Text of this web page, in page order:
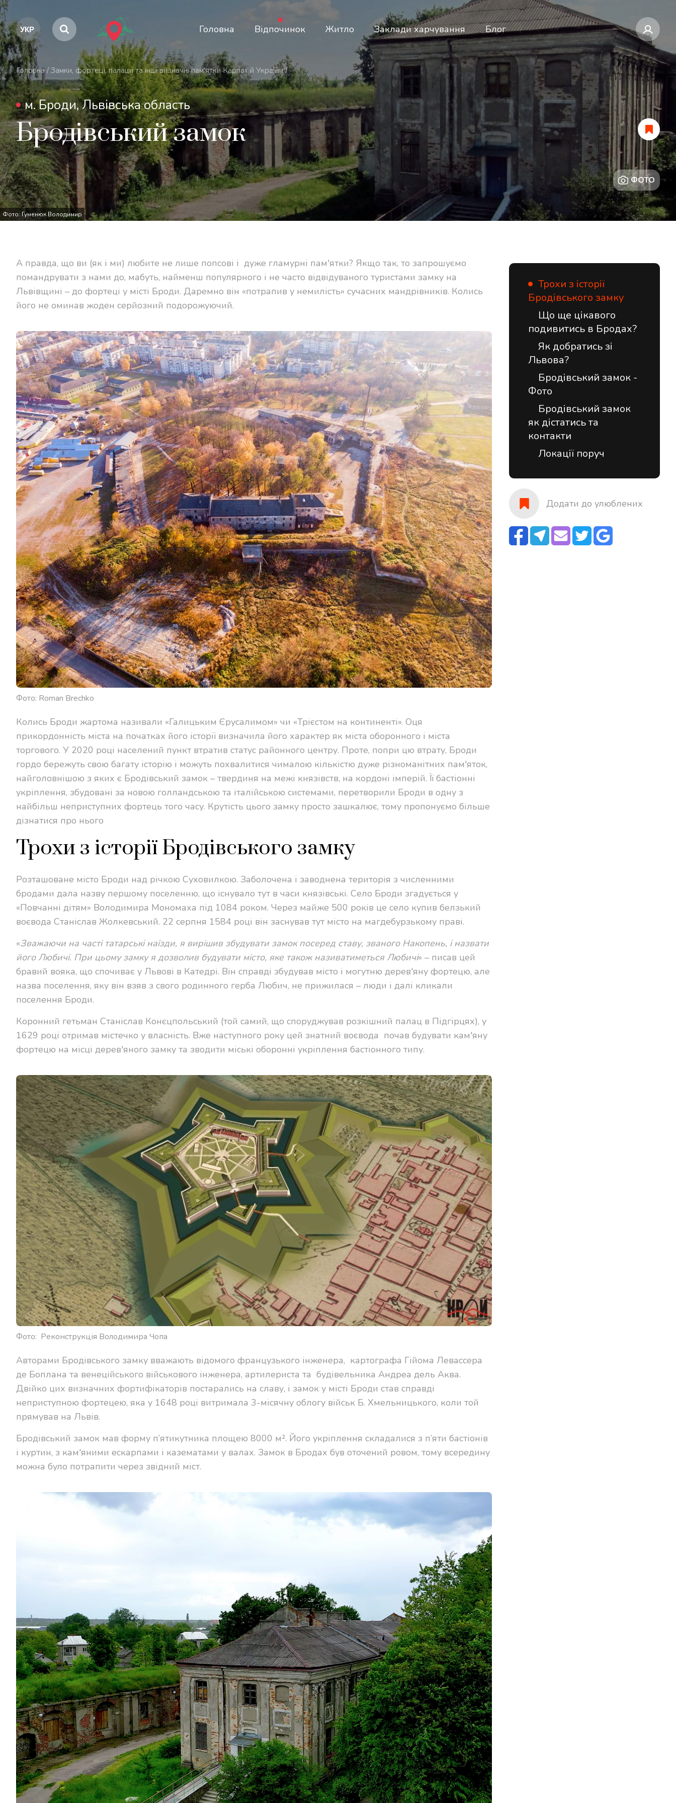
Головна Відпочинок Житло Заклади харчування Блог
Головна / Замки, фортеці, палаци та інші визначні пам’ятки Карпат й України /
м. Броди, Львівська область
Бродівський замок
ФОТО
Фото: Гуменюк Володимир
А правда, що ви (як і ми) любите не лише попсові і дуже гламурні пам'ятки? Якщо так, то запрошуємо
помандрувати з нами до, мабуть, найменш популярного і не часто відвідуваного туристами замку на
Львівщині – до фортеці у місті Броди. Даремно він «потрапив у немилість» сучасних мандрівників. Колись
його не оминав жоден серйозний подорожуючий.
Фото: Roman Brechko
Колись Броди жартома називали «Галицьким Єрусалимом» чи «Трієстом на континенті». Оця
прикордонність міста на початках його історії визначила його характер як міста оборонного і міста
торгового. У 2020 році населений пункт втратив статус районного центру. Проте, попри цю втрату, Броди
гордо бережуть свою багату історію і можуть похвалитися чималою кількістю дуже різноманітних пам'яток,
найголовнішою з яких є Бродівський замок – твердиня на межі князівств, на кордоні імперій. Її бастіонні
укріплення, збудовані за новою голландською та італійською системами, перетворили Броди в одну з
найбільш неприступних фортець того часу. Крутість цього замку просто зашкалює, тому пропонуємо більше
дізнатися про нього
Трохи з історії Бродівського замку
Розташоване місто Броди над річкою Суховилкою. Заболочена і заводнена територія з численними
бродами дала назву першому поселенню, що існувало тут в часи князівські. Село Броди згадується у
«Повчанні дітям» Володимира Мономаха під 1084 роком. Через майже 500 років це село купив белзький
воєвода Станіслав Жолкевський. 22 серпня 1584 році він заснував тут місто на магдебурзькому праві.
«Зважаючи на часті татарські наїзди, я вирішив збудувати замок посеред ставу, званого Накопень, і назвати
його Любичі. При цьому замку я дозволив будувати місто, яке також називатиметься Любичі» – писав цей
бравий вояка, що спочиває у Львові в Катедрі. Він справді збудував місто і могутню дерев'яну фортецю, але
назва поселення, яку він взяв з свого родинного герба Любич, не прижилася – люди і далі кликали
поселення Броди.
Коронний гетьман Станіслав Конєцпольський (той самий, що споруджував розкішний палац в Підгірцях), у
1629 році отримав містечко у власність. Вже наступного року цей знатний воєвода почав будувати кам'яну
фортецю на місці дерев'яного замку та зводити міські оборонні укріплення бастіонного типу.
Фото: Реконструкція Володимира Чопа
Авторами Бродівського замку вважають відомого французького інженера, картографа Гійома Левассера
де Боплана та венеційського військового інженера, артилериста та будівельника Андреа дель Аква.
Двійко цих визначних фортифікаторів постарались на славу, і замок у місті Броди став справді
неприступною фортецею, яка у 1648 році витримала 3-місячну облогу військ Б. Хмельницького, коли той
прямував на Львів.
Бродівський замок мав форму п’ятикутника площею 8000 м². Його укріплення складалися з п’яти бастіонів
і куртин, з кам'яними ескарпами і казематами у валах. Замок в Бродах був оточений ровом, тому всередину
можна було потрапити через звідний міст.
Трохи з історії
Бродівського замку
Що ще цікавого
подивитись в Бродах?
Як добратись зі
Львова?
Бродівський замок -
Фото
Бродівський замок
як дістатись та
контакти
Локації поруч
Додати до улюблених